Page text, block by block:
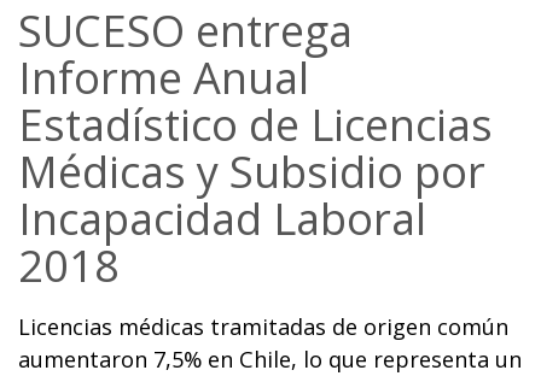
SUCESO entrega
Informe Anual
Estadístico de Licencias
Médicas y Subsidio por
Incapacidad Laboral
2018
Licencias médicas tramitadas de origen común
aumentaron 7,5% en Chile, lo que representa un